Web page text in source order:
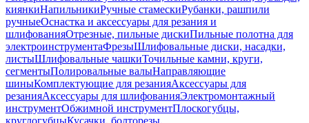
киянкиНапильникиРучные стамескиРубанки, рашпили
ручныеОснастка и аксессуары для резания и
шлифованияОтрезные, пильные дискиПильные полотна для
электроинструментаФрезыШлифовальные диски, насадки,
листыШлифовальные чашкиТочильные камни, круги,
сегментыПолировальные валыНаправляющие
шиныКомплектующие для резанияАксессуары для
резанияАксессуары для шлифованияЭлектромонтажный
инструментОбжимной инструментПлоскогубцы,
круглогубцыКусачки, болторезы,